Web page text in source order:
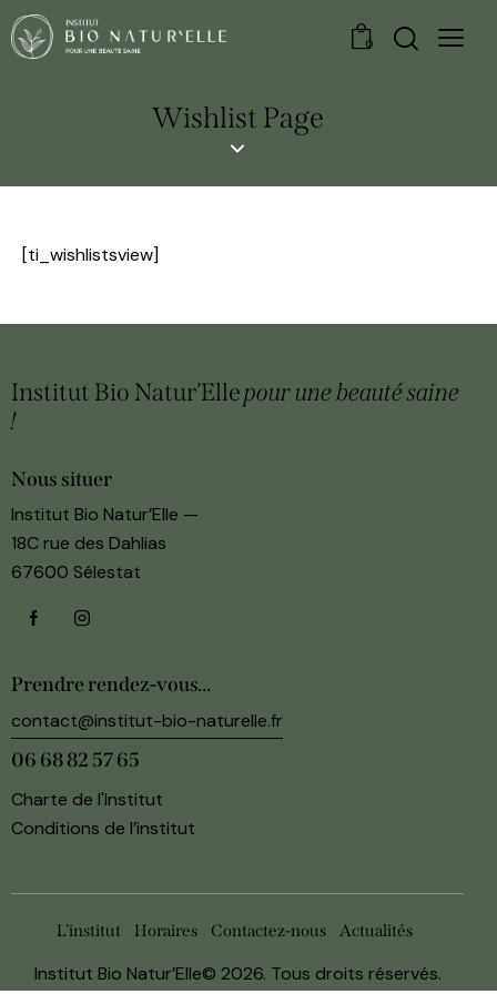
0
Wishlist Page
[ti_wishlistsview]
Institut Bio Natur’Ellepour une beautésaine
!
Nous situer
Institut Bio Natur’Elle —
18C rue des Dahlias
67600 Sélestat
Prendre rendez-vous...
contact@institut-bio-naturelle.fr
06 68 82 57 65‬
Charte de l'Institut
Conditions de l’institut
L’institut Horaires Contactez-nous Actualités
Institut Bio Natur’Elle© 2026. Tous droits réservés.